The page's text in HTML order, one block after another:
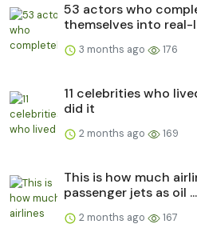
53 actors who
themselves into real-
3 months ago 176
11 celebrities who
did it
2 months ago 169
This is how much
passenger jets as oil ...
2 months ago 167